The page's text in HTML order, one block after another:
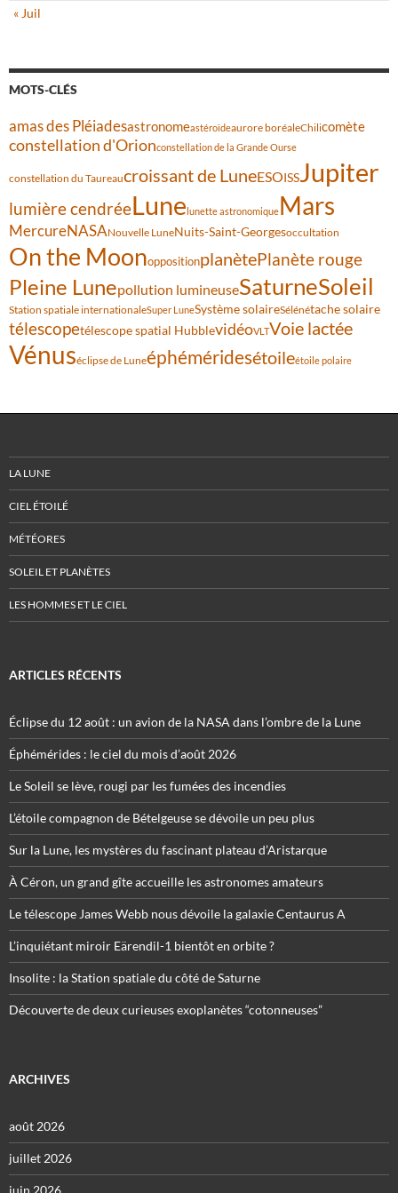
« Juil
MOTS-CLÉS
amas des Pléiadesastronomeastéroïdeaurore boréaleChilicomète
constellation d'Orionconstellation de la Grande Ourse
constellation du Taureaucroissant de LuneESOISSJupiter
lumière cendréeLunelunette astronomiqueMars
MercureNASANouvelle LuneNuits-Saint-Georgesoccultation
On the MoonoppositionplanètePlanète rouge
Pleine Lunepollution lumineuseSaturneSoleil
Station spatiale internationaleSuper LuneSystème solaireSélénétache solaire
télescopetélescope spatial HubblevidéoVLTVoie lactée
Vénuséclipse de Luneéphéméridesétoileétoile polaire
LA LUNE
CIEL ÉTOILÉ
MÉTÉORES
SOLEIL ET PLANÈTES
LES HOMMES ET LE CIEL
ARTICLES RÉCENTS
Éclipse du 12 août : un avion de la NASA dans l’ombre de la Lune
Éphémérides : le ciel du mois d’août 2026
Le Soleil se lève, rougi par les fumées des incendies
L’étoile compagnon de Bételgeuse se dévoile un peu plus
Sur la Lune, les mystères du fascinant plateau d’Aristarque
À Céron, un grand gîte accueille les astronomes amateurs
Le télescope James Webb nous dévoile la galaxie Centaurus A
L’inquiétant miroir Eärendil-1 bientôt en orbite ?
Insolite : la Station spatiale du côté de Saturne
Découverte de deux curieuses exoplanètes “cotonneuses”
ARCHIVES
août 2026
juillet 2026
juin 2026